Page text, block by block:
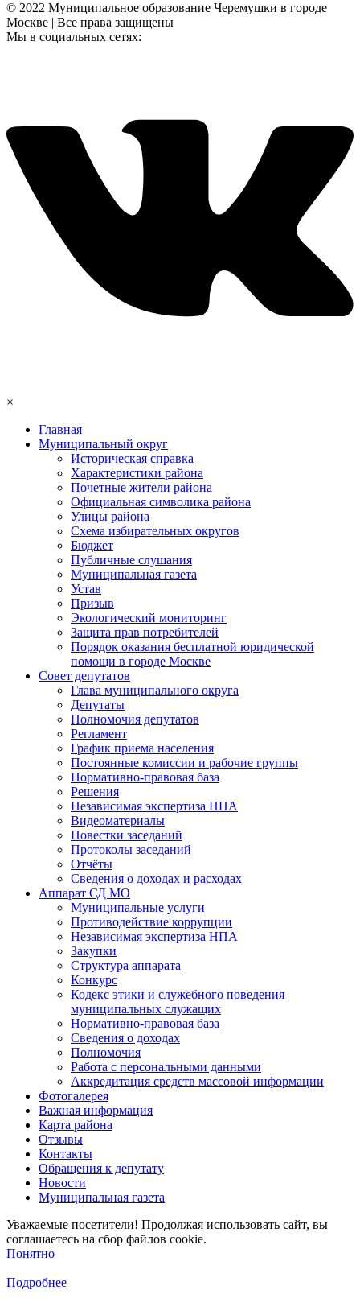
© 2022 Муниципальное образование Черемушки в городе
Москве | Все права защищены
Мы в социальных сетях:
×
Главная
Муниципальный округ
Историческая справка
Характеристики района
Почетные жители района
Официальная символика района
Улицы района
Схема избирательных округов
Бюджет
Публичные слушания
Муниципальная газета
Устав
Призыв
Экологический мониторинг
Защита прав потребителей
Порядок оказания бесплатной юридической
помощи в городе Москве
Совет депутатов
Глава муниципального округа
Депутаты
Полномочия депутатов
Регламент
График приема населения
Постоянные комиссии и рабочие группы
Нормативно-правовая база
Решения
Независимая экспертиза НПА
Видеоматериалы
Повестки заседаний
Протоколы заседаний
Отчёты
Сведения о доходах и расходах
Аппарат СД МО
Муниципальные услуги
Противодействие коррупции
Независимая экспертиза НПА
Закупки
Структура аппарата
Конкурс
Кодекс этики и служебного поведения
муниципальных служащих
Нормативно-правовая база
Сведения о доходах
Полномочия
Работа с персональными данными
Аккредитация средств массовой информации
Фотогалерея
Важная информация
Карта района
Отзывы
Контакты
Обращения к депутату
Новости
Муниципальная газета
Уважаемые посетители! Продолжая использовать сайт, вы
соглашаетесь на сбор файлов cookie.
Понятно
Подробнее